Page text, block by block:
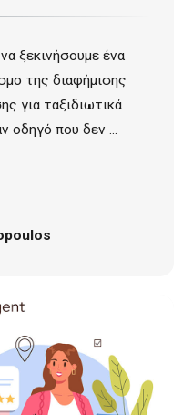
ξεκινήσουμε ένα
της διαφήμισης
για ταξιδιωτικά
οδηγό που δεν ...